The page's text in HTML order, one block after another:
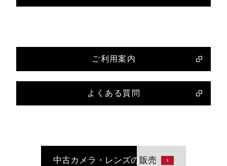
ご利用案内
よくある質問
中古カメラ・レンズの販売